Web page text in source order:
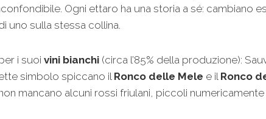
Ogni ettaro ha una storia a sé: cambiano
uno sulla stessa collina.
i suoi vini bianchi (circa l’85% della produzione):
simbolo spiccano il Ronco delle Mele e il Ronco
mancano alcuni rossi friulani, piccoli